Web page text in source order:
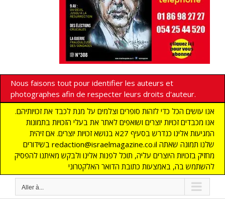
Nous faisons tout pour identifier les auteurs et
photographes afin de respecter leurs droits d'auteur.
אנו עושים הכל כדי לזהות סופרים וצלמים על מנת לכבד את זכויותיהם.
אנו מכבדים זכויות יוצרים ושואפים לאתר את בעלי הזכויות בתמונות
המגיעות אלינו כנדרש בסעיף 27א בנושא זכויות יוצרים. אם זיהית
בשידורים redaction@israelmagazine.co.il שלנו תמונה שאתה
מחזיק בזכויות היוצרים עליה, תוכל לפנות אלינו ולבקש מאיתנו להפסיק
להשתמש בה, באמצעות כתובת הדואר האלקטרוני
Aller à...